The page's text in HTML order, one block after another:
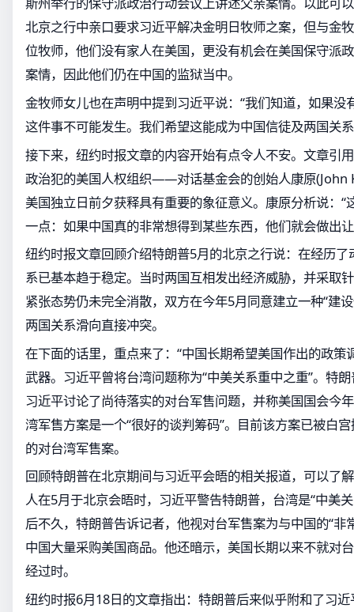
北京之行中亲口要求习近平解决金明日牧师之案，但与金
位牧师，他们没有家人在美国，更没有机会在美国保守派
案情，因此他们仍在中国的监狱当中。
金牧师女儿也在声明中提到习近平说：“我们知道，如果没
这件事不可能发生。我们希望这能成为中国信徒及两国关
接下来，纽约时报文章的内容开始有点令人不安。文章引
政治犯的美国人权组织——对话基金会的创始人康原(John
美国独立日前夕获释具有重要的象征意义。康原分析说：“
一点：如果中国真的非常想得到某些东西，他们就会做出
纽约时报文章回顾介绍特朗普5月的北京之行说：在经历
系已基本趋于稳定。当时两国互相发出经济威胁，并采取
紧张态势仍未完全消散，双方在今年5月同意建立一种“建
两国关系滑向直接冲突。
在下面的话里，重点来了：“中国长期希望美国作出的政策
武器。习近平曾将台湾问题称为“中美关系重中之重”。特
习近平讨论了尚待落实的对台军售问题，并称美国国会今
湾军售方案是一个“很好的谈判筹码”。目前该方案已被白
的对台湾军售案。
回顾特朗普在北京期间与习近平会晤的相关报道，可以了
人在5月于北京会晤时，习近平警告特朗普，台湾是“中美
后不久，特朗普告诉记者，他视对台军售案为与中国的“非
中国大量采购美国商品。他还暗示，美国长期以来不就对
经过时。
纽约时报6月18日的文章指出：特朗普后来似乎附和了习